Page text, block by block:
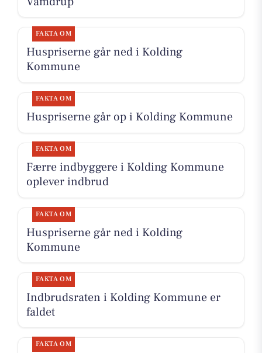
FAKTA OM
Huspriserne går ned i Kolding
Kommune
FAKTA OM
Huspriserne går op i Kolding Kommune
FAKTA OM
Færre indbyggere i Kolding Kommune
oplever indbrud
FAKTA OM
Huspriserne går ned i Kolding
Kommune
FAKTA OM
Indbrudsraten i Kolding Kommune er
faldet
FAKTA OM